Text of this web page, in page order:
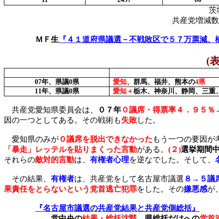
茨
共産党増減
ＭＦ生 『４１道府県議選－不戦敗区で５７万票減
(
07年、県議0県 愛知、群馬、福井、熊本の4県
11年、県議0県 愛知＋栃木、神奈川、静岡、三重
共産党愛知県委員会は、 ０７年０議席・得票率４．９５％
因の一つとしてある。その戦術も失敗した。
愛知県のみが０議席を脱出できなかった もう一つの要因が
「暴走」レッテルを貼りまくった言動がある。 ( ２)選挙期間
それらの敵対的言動は、 有権者心理を逆なでした。そして、
その結果、 有権者は、共産党をして名古屋市議選 ８→５議
果責任をとらないという党首逃亡犯罪をした。その嫌悪感が
『名古屋市議選の共産党結果と共産党側総括』